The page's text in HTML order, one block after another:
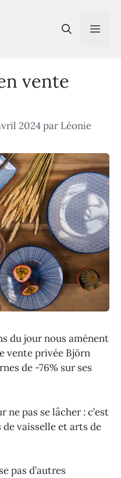
vente
2024parLéonie
du jour nous amènent
vente privée Björn
de -76% sur ses
ne pas se lâcher : c’est
de vaisselle et arts de
pas d’autres